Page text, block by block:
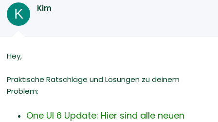
K Kim
Hey,
Praktische Ratschläge und Lösungen zu deinem
Problem:
One UI 6 Update: Hier sind alle neuen